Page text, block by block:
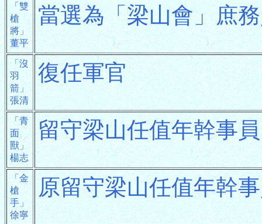
「雙
槍
將」
董平
當選為「梁山會」庶
「沒
羽
箭」
張清
復任軍官
「青
面
獸」
楊志
留守梁山任值年幹事員
「金
槍
手」
徐寧
原留守梁山任值年幹